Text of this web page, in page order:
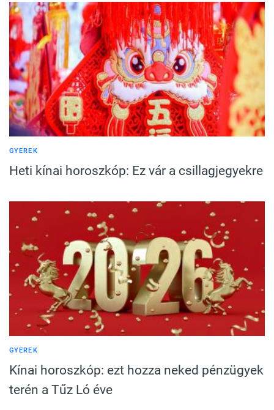
GYEREK
Heti kínai horoszkóp: Ez vár a csillagjegyekre
GYEREK
Kínai horoszkóp: ezt hozza neked pénzügyek
terén a Tűz Ló éve